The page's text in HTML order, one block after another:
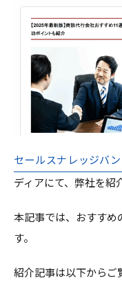
セールスナレッジバ
ディアにて、弊社を紹
本記事では、おすすめ
す。
紹介記事は以下からご